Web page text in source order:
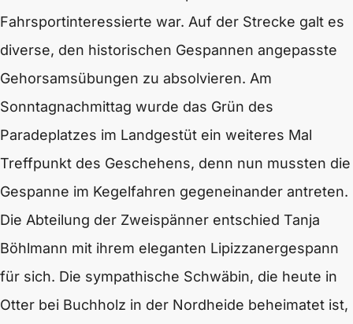
Fahrsportinteressierte war. Auf der Strecke galt es
diverse, den historischen Gespannen angepasste
Gehorsamsübungen zu absolvieren. Am
Sonntagnachmittag wurde das Grün des
Paradeplatzes im Landgestüt ein weiteres Mal
Treffpunkt des Geschehens, denn nun mussten die
Gespanne im Kegelfahren gegeneinander antreten.
Die Abteilung der Zweispänner entschied Tanja
Böhlmann mit ihrem eleganten Lipizzanergespann
für sich. Die sympathische Schwäbin, die heute in
Otter bei Buchholz in der Nordheide beheimatet ist,